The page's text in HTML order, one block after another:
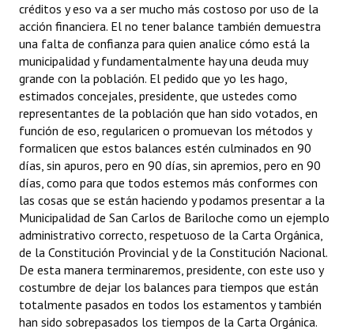
créditos y eso va a ser mucho más costoso por uso de la
acción financiera. El no tener balance también demuestra
una falta de confianza para quien analice cómo está la
municipalidad y fundamentalmente hay una deuda muy
grande con la población. El pedido que yo les hago,
estimados concejales, presidente, que ustedes como
representantes de la población que han sido votados, en
función de eso, regularicen o promuevan los métodos y
formalicen que estos balances estén culminados en 90
días, sin apuros, pero en 90 días, sin apremios, pero en 90
días, como para que todos estemos más conformes con
las cosas que se están haciendo y podamos presentar a la
Municipalidad de San Carlos de Bariloche como un ejemplo
administrativo correcto, respetuoso de la Carta Orgánica,
de la Constitución Provincial y de la Constitución Nacional.
De esta manera terminaremos, presidente, con este uso y
costumbre de dejar los balances para tiempos que están
totalmente pasados en todos los estamentos y también
han sido sobrepasados los tiempos de la Carta Orgánica.